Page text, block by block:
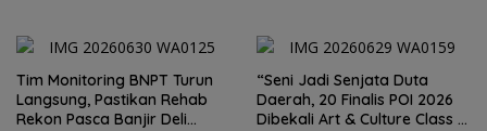
Hermawan Bersikap Tegas .
Tim Monitoring BNPT Turun
Langsung, Pastikan Rehab
Rekon Pasca Banjir Deli
“Seni Jadi Senjata Duta
Daerah, 20 Finalis POI 2026
Dibekali Art & Culture Class di